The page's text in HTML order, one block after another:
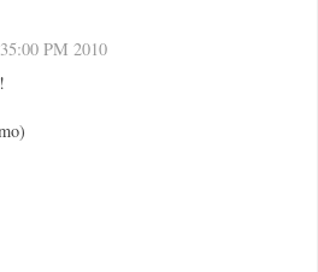
PM 2010